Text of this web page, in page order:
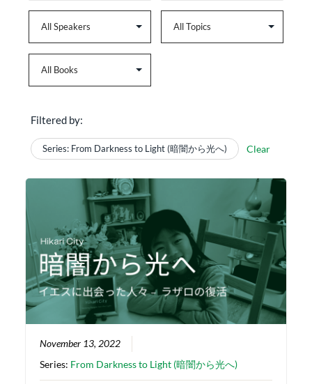
Filtered by:
Series: From Darkness to Light (暗闇から光へ) Clear
November 13, 2022
Series: From Darkness to Light (暗闇から光へ)